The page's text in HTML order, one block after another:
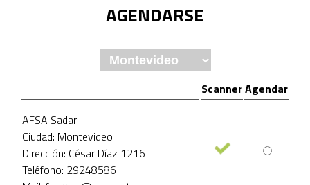
AGENDARSE
ScannerAgendar
AFSA Sadar
Ciudad: Montevideo
Dirección: César Díaz 1216
Teléfono: 29248586